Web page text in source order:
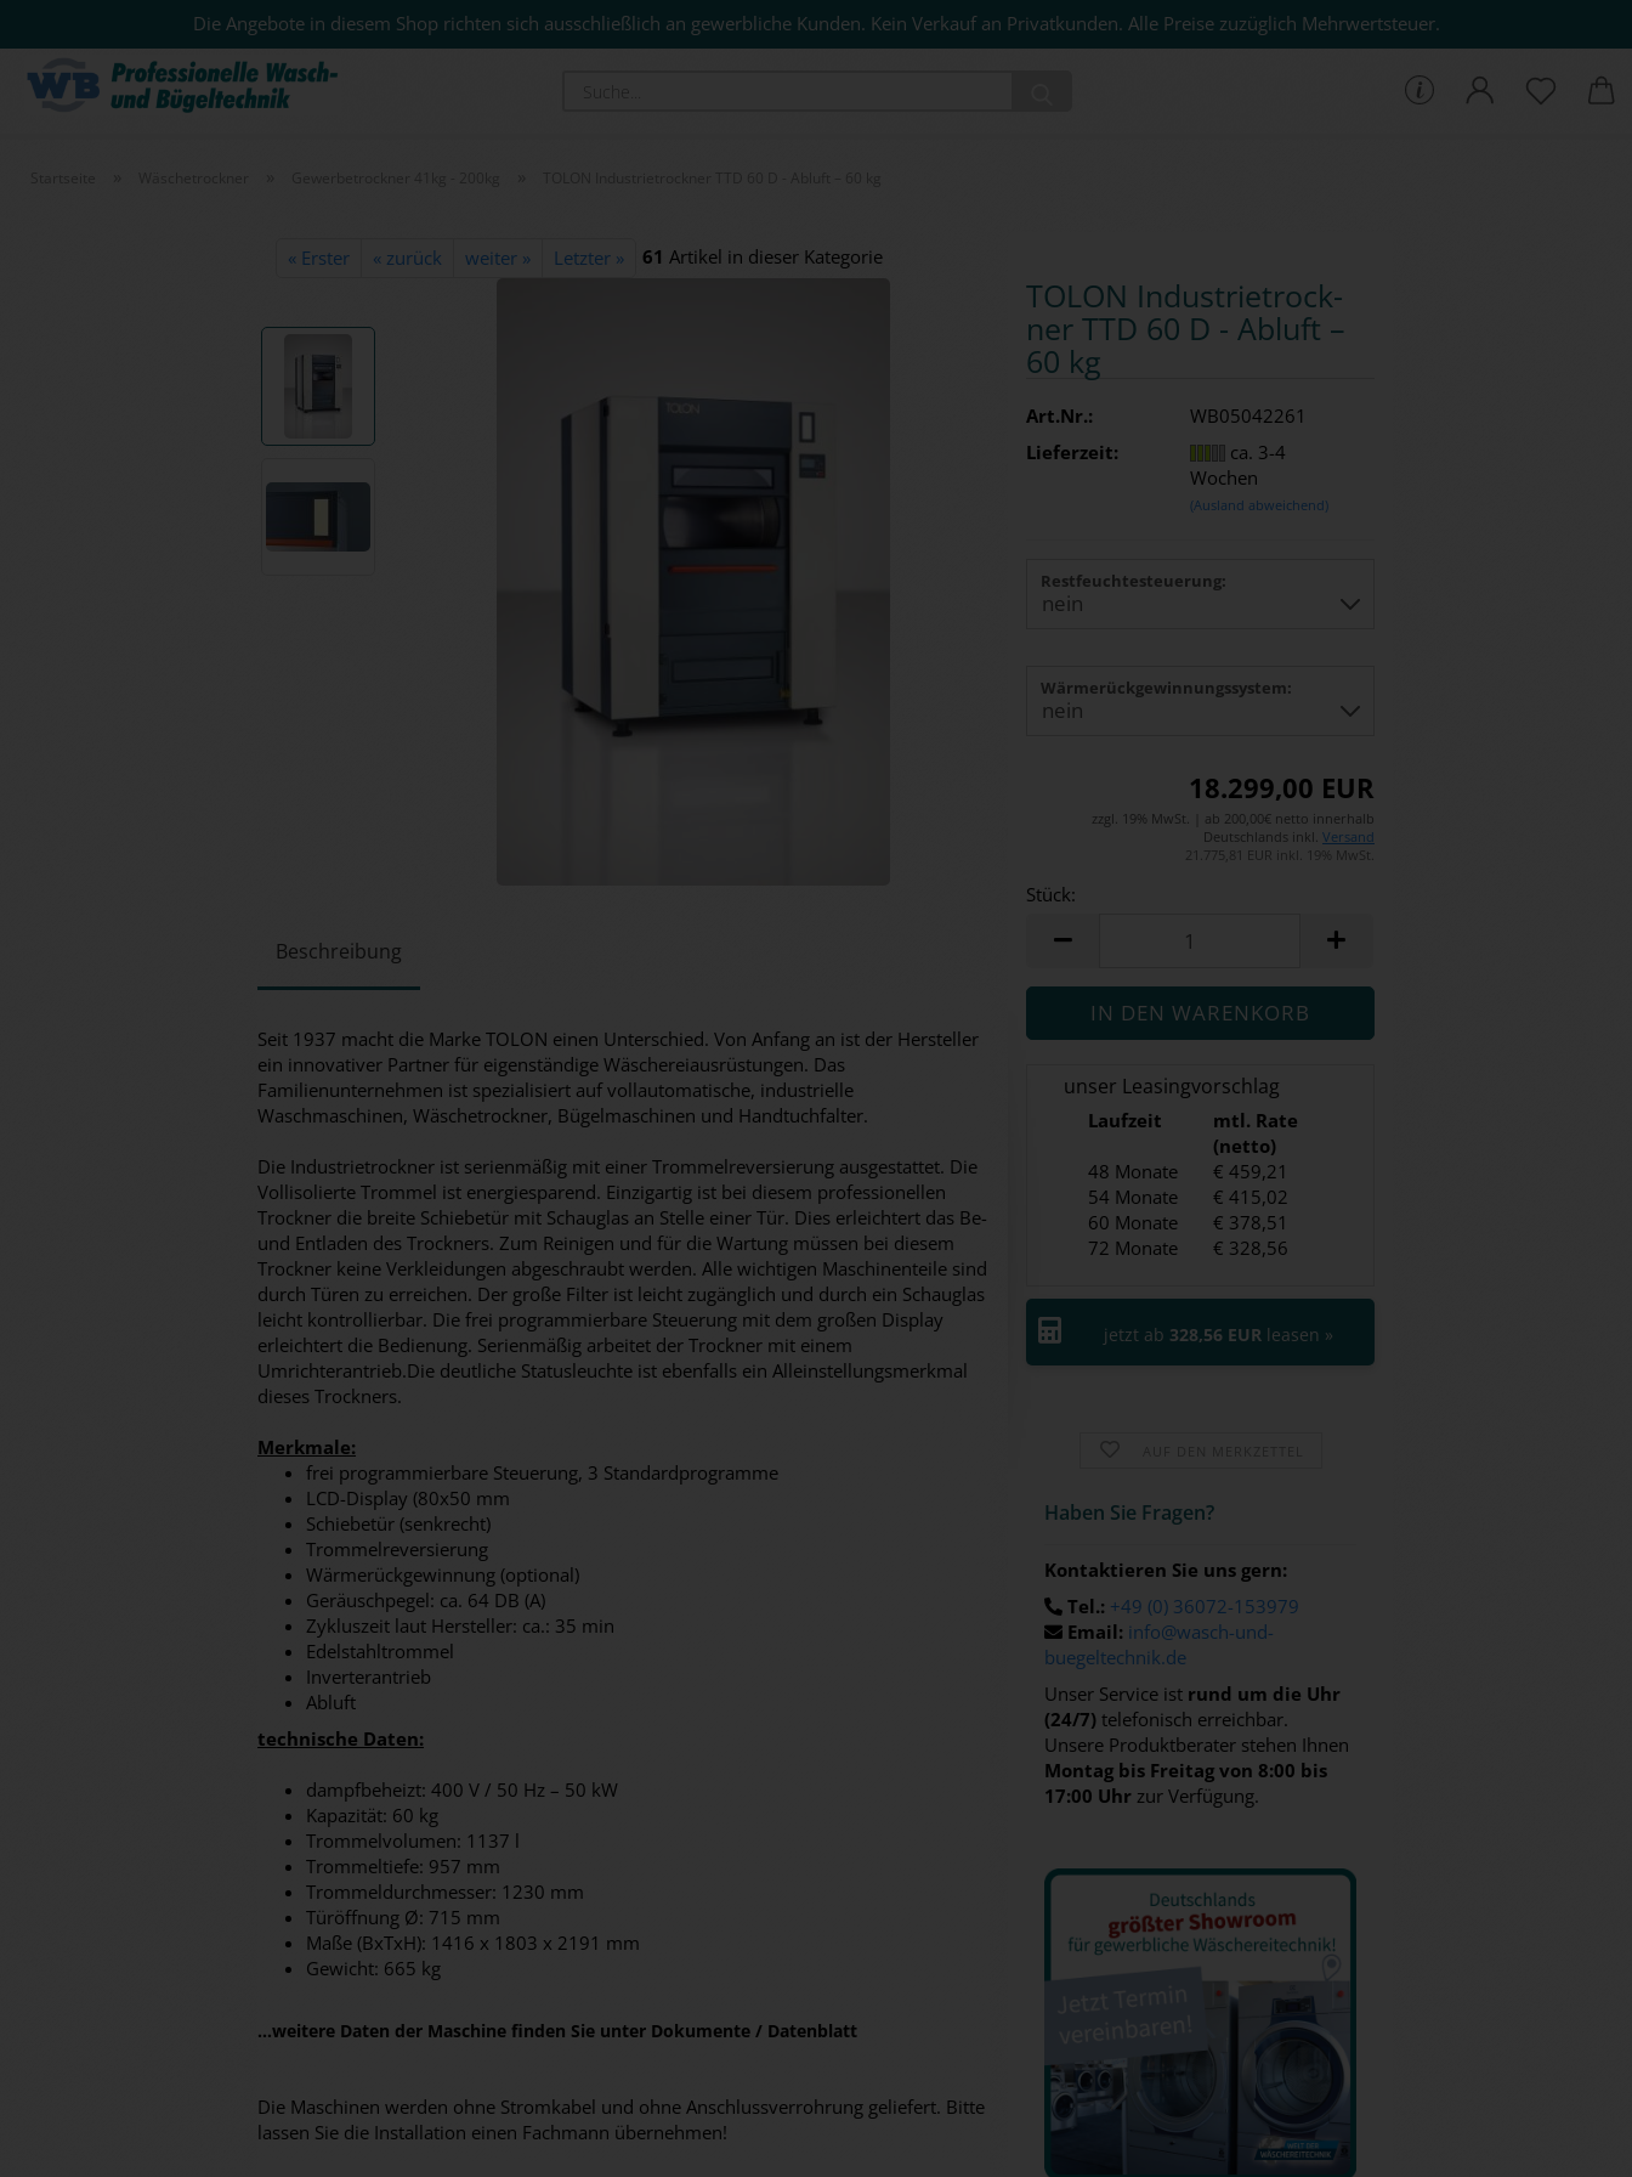
Die Angebote in diesem Shop richten sich ausschließlich an gewerbliche Kunden. Kein Verkauf an Privatkunden. Alle Preise zuzüglich Mehrwertsteuer.
« Erster « zurück weiter » Letzter » 61 Artikel in dieser Kategorie
TOLON In­dus­trie­trock­
ner TTD 60 D - Ab­luft –
60 kg
Art.Nr.:
WB05042261
Lieferzeit:
ca. 3-4
Wochen
(Ausland abweichend)
Restfeuchtesteuerung:
Wärmerückgewinnungssystem:
18.299,00 EUR
zzgl. 19% MwSt. | ab 200,00€ netto innerhalb
Deutschlands inkl. Versand
21.775,81 EUR inkl. 19% MwSt.
Stück:
Stück
unser Leasingvorschlag
Laufzeit
mtl. Rate
(netto)
48 Monate
€ 459,21
54 Monate
€ 415,02
60 Monate
€ 378,51
72 Monate
€ 328,56
jetzt ab 328,56 EURleasen »
Haben Sie Fra­gen?
Kontaktieren Sie uns gern:
Tel.: +49 (0) 36072-153979
Email: info@wasch-und-
buegeltechnik.de
Unser Service ist rund um die Uhr
(24/7) telefonisch erreichbar.
Unsere Produktberater stehen Ihnen
Montag bis Freitag von 8:00 bis
17:00 Uhr zur Verfügung.
Beschreibung
Seit 1937 macht die Marke TOLON einen Unterschied. Von Anfang an ist der Hersteller
ein innovativer Partner für eigenständige Wäschereiausrüstungen. Das
Familienunternehmen ist spezialisiert auf vollautomatische, industrielle
Waschmaschinen, Wäschetrockner, Bügelmaschinen und Handtuchfalter.
Die Industrietrockner ist serienmäßig mit einer Trommelreversierung ausgestattet. Die
Vollisolierte Trommel ist energiesparend. Einzigartig ist bei diesem professionellen
Trockner die breite Schiebetür mit Schauglas an Stelle einer Tür. Dies erleichtert das Be-
und Entladen des Trockners. Zum Reinigen und für die Wartung müssen bei diesem
Trockner keine Verkleidungen abgeschraubt werden. Alle wichtigen Maschinenteile sind
durch Türen zu erreichen. Der große Filter ist leicht zugänglich und durch ein Schauglas
leicht kontrollierbar. Die frei programmierbare Steuerung mit dem großen Display
erleichtert die Bedienung. Serienmäßig arbeitet der Trockner mit einem
Umrichterantrieb.Die deutliche Statusleuchte ist ebenfalls ein Alleinstellungsmerkmal
dieses Trockners.
Merkmale:
frei programmierbare Steuerung, 3 Standardprogramme
LCD-Display (80x50 mm
Schiebetür (senkrecht)
Trommelreversierung
Wärmerückgewinnung (optional)
Geräuschpegel: ca. 64 DB (A)
Zykluszeit laut Hersteller: ca.: 35 min
Edelstahltrommel
Inverterantrieb
Abluft
technische Daten:
dampfbeheizt: 400 V / 50 Hz – 50 kW
Kapazität: 60 kg
Trommelvolumen: 1137 l
Trommeltiefe: 957 mm
Trommeldurchmesser: 1230 mm
Türöffnung Ø: 715 mm
Maße (BxTxH): 1416 x 1803 x 2191 mm
Gewicht: 665 kg
...weitere Daten der Maschine finden Sie unter Dokumente / Datenblatt
Die Maschinen werden ohne Stromkabel und ohne Anschlussverrohrung geliefert. Bitte
lassen Sie die Installation einen Fachmann übernehmen!